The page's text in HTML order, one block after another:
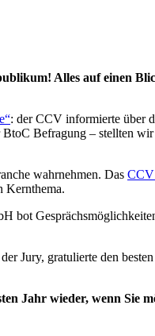
Alles auf einen
: der CCV informierte über
Befragung – stellten
wahrnehmen. Das CCV
Kernthema.
bot
Jury, gratulierte den
Jahr wieder, wenn Sie